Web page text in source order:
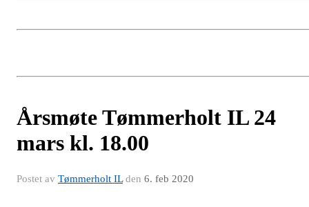
Årsmøte Tømmerholt IL 24
mars kl. 18.00
Postet av Tømmerholt ILden 6. feb 2020